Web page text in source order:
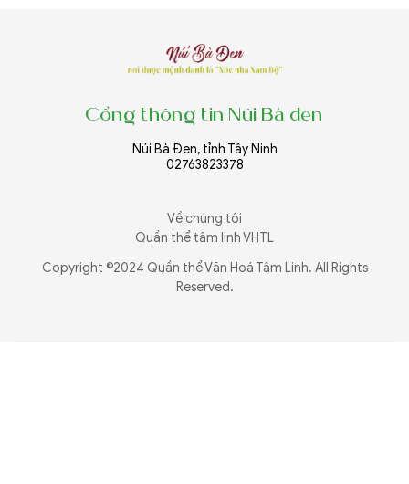
Cổng thông tin Núi Bà đen
Núi Bà Đen, tỉnh Tây Ninh
02763823378
Về chúng tôi
Quần thể tâm linh VHTL
Copyright ©2024 Quần thể Văn Hoá Tâm Linh. All Rights
Reserved.